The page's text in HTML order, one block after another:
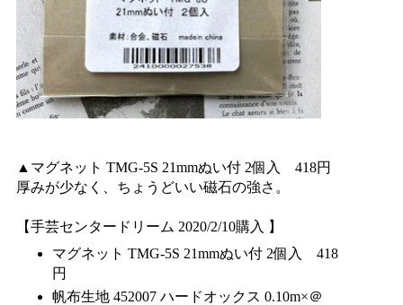
▲マグネット TMG-5S 21mmぬい付 2個入 418円
厚みが少なく、ちょうどいい磁石の強さ。
【手芸センタードリーム 2020/2/10購入 】
マグネット TMG-5S 21mmぬい付 2個入 418
円
帆布生地 452007 ハードオックス 0.10m×＠